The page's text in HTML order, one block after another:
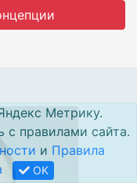
Метрику.
с правилами сайта.
и Правила
OK